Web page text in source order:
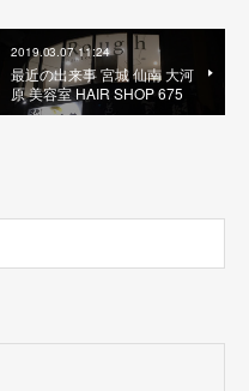
2019.03.07 11:24
最近の出来事 宮城 仙南 大河
原 美容室 HAIR SHOP 675